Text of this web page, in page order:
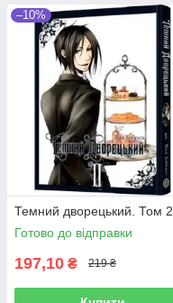
–10%
Темний дворецький. Том 2
Готово до відправки
197,10 ₴ 219 ₴